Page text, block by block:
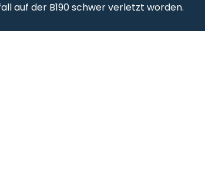
auf der B190 schwer verletzt worden.